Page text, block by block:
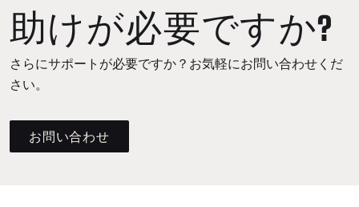
助けが必要ですか?
さらにサポートが必要ですか？お気軽にお問い合わせくだ
さい。
お問い合わせ